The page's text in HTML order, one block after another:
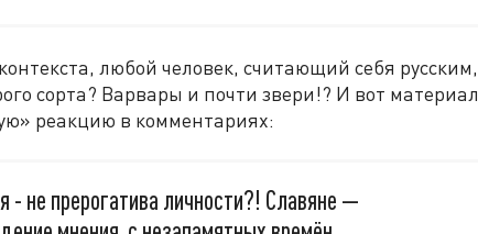
любой человек, считающий себя русским,
сорта? Варвары и почти звери!? И вот материал
реакцию в комментариях:
- не прерогатива личности?! Славяне —